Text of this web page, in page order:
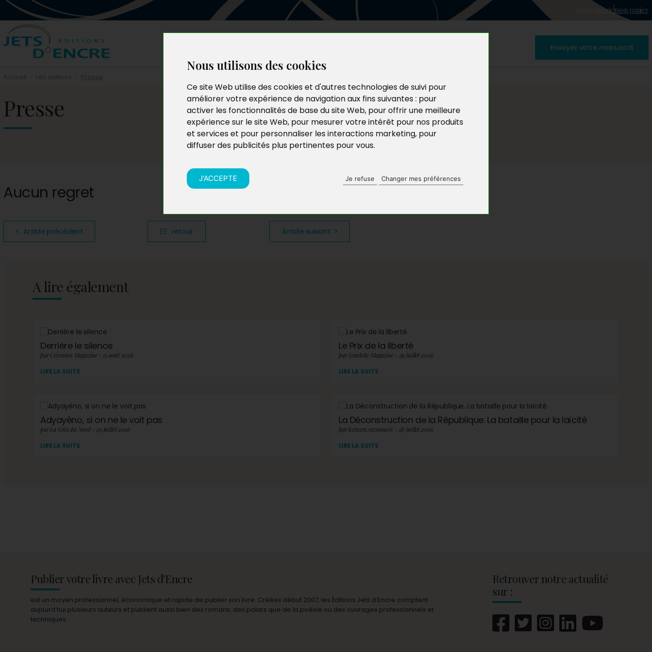
Nous utilisons des cookies
Ce site Web utilise des cookies et d'autres technologies de suivi pour
améliorer votre expérience de navigation aux fins suivantes : pour
activer les fonctionnalités de base du site Web, pour offrir une meilleure
expérience sur le site Web, pour mesurer votre intérêt pour nos produits
et services et pour personnaliser les interactions marketing, pour
diffuser des publicités plus pertinentes pour vous.
J'ACCEPTE Je refuse Changer mes préférences
mon comptemon panier
Envoyez votre manuscrit
Presse
Aucun regret
Article précédent retour Article suivant
A lire également
Derrière le silence
par Cévennes Magazine - 15 août 2026
LIRE LA SUITE
Le Prix de la liberté
par Scarlette Magazine - 29 juillet 2026
LIRE LA SUITE
Adyayéno, si on ne le voit pas
par La Voix du Nord - 29 juillet 2026
LIRE LA SUITE
La Déconstruction de la République. La bataille pour la laïcité
par lectures.suzannees - 28 juillet 2026
LIRE LA SUITE
Publier votre livre avec Jets d'Encre
est un moyen professionnel, économique et rapide de publier son livre. Créées début 2007, les Éditions Jets d’Encre comptent
aujourd’hui plusieurs auteurs et publient aussi bien des romans, des polars que de la poésie ou des ouvrages professionnels et
techniques.
Retrouver notre actualité
sur :